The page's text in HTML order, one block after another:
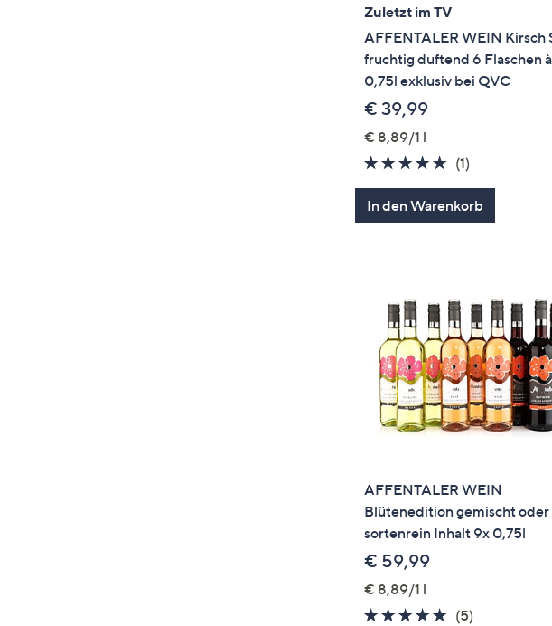
Zuletzt im TV
AFFENTALER WEIN Kirsch
fruchtig duftend 6 Flaschen à
0,75l exklusiv bei QVC
€ 39,99
€ 8,89/1 l
5.0
5
(1)1
In den Warenkorb
AFFENTALER WEIN
Blütenedition gemischt oder
sortenrein Inhalt 9x 0,75l
€ 59,99
€ 8,89/1 l
5.0
(5)5